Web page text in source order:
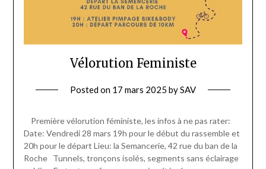
Vélorution Feministe
Posted on 17 mars 2025 bySAV
Première vélorution féministe, les infos à ne pas rater:
Date: Vendredi 28 mars 19h pour le début du rassemble et
20h pour le départ Lieu: la Semancerie, 42 rue du ban de la
Roche Tunnels, tronçons isolés, segments sans éclairage